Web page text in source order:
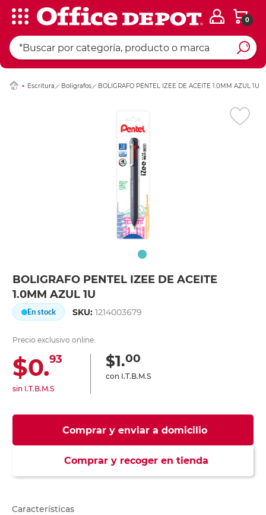
0
Escritura Bolígrafos BOLIGRAFO PENTEL IZEE DE ACEITE 1.0MM AZUL 1U
BOLIGRAFO PENTEL IZEE DE ACEITE
1.0MM AZUL 1U
En stock SKU:1214003679
Precio exclusivo online:
$0.93
sin I.T.B.M.S
$1.00
con I.T.B.M.S
Comprar y enviar a domicilio
Comprar y recoger en tienda
Ingresar Codigo
Características